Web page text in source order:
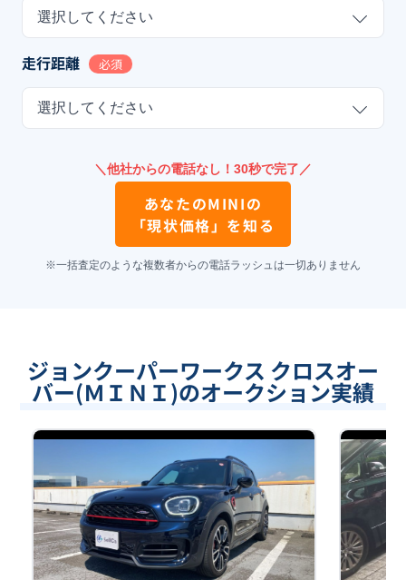
選択してください
走行距離 必須
選択してください
＼他社からの電話なし！30秒で完了／
あなたのMINIの
「現状価格」を知る
※一括査定のような複数者からの電話ラッシュは一切ありません
ジョンクーパーワークス クロスオー
バー(ＭＩＮＩ)のオークション実績